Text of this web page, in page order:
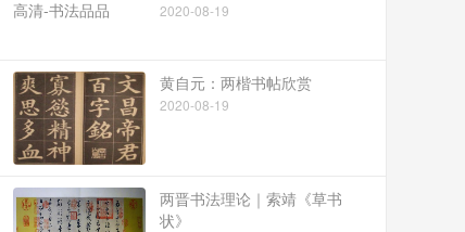
2020-08-19
黄自元：两楷书帖欣赏
2020-08-19
两晋书法理论｜索靖《草书
状》